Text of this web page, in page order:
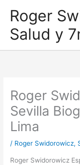
contenido
Roger
Salud y
Roger
Sevilla
Lima
/ Roger Swidorowicz,
Roger Swidorowicz